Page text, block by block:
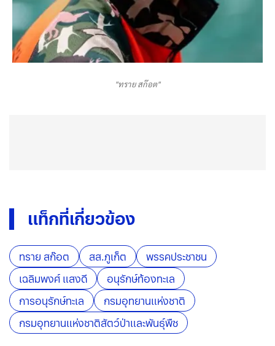
"ทราย สก๊อต"
แท็กที่เกี่ยวข้อง
ทราย สก๊อต สส.ภูเก็ต
พรรคประชาชน
เฉลิมพงศ์ แสงดี
อนุรักษ์ท้องทะเล
การอนุรักษ์ทะเล
กรมอุทยานแห่งชาติ
กรมอุทยานแห่งชาติสัตว์ป่าและพันธุ์พืช